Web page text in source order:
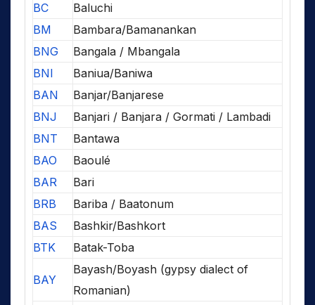
BC
Baluchi
BM
Bambara/Bamanankan
BNG
Bangala / Mbangala
BNI
Baniua/Baniwa
BAN
Banjar/Banjarese
BNJ
Banjari / Banjara / Gormati / Lambadi
BNT
Bantawa
BAO
Baoulé
BAR
Bari
BRB
Bariba / Baatonum
BAS
Bashkir/Bashkort
BTK
Batak-Toba
BAY
Bayash/Boyash (gypsy dialect of
Romanian)